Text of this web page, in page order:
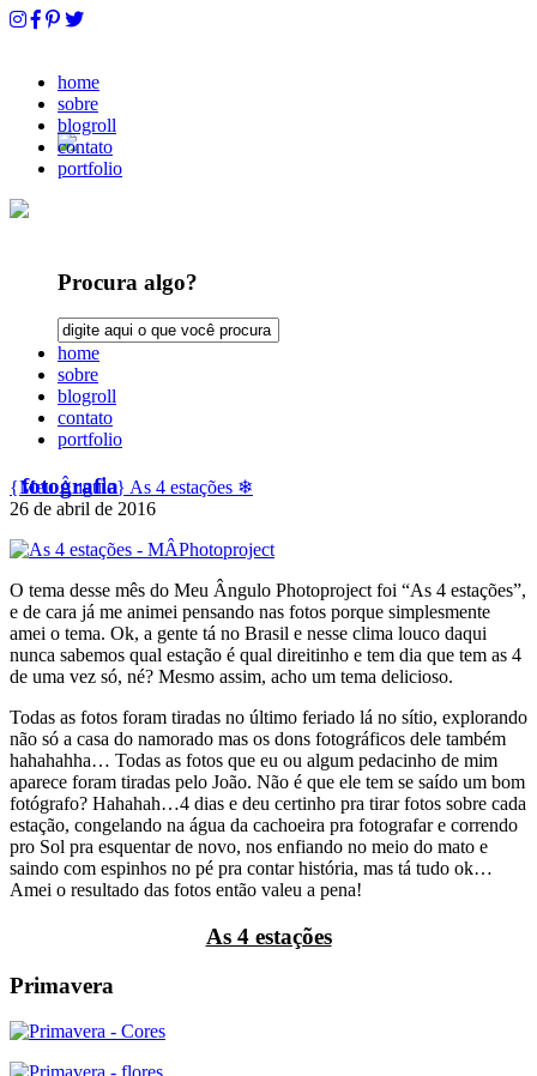
home
sobre
blogroll
contato
portfolio
Procura algo?
home
sobre
blogroll
contato
portfolio
fotografia
{Meu Ângulo} As 4 estações ❄
26 de abril de 2016
O tema desse mês do Meu Ângulo Photoproject foi “As 4 estações”,
e de cara já me animei pensando nas fotos porque simplesmente
amei o tema. Ok, a gente tá no Brasil e nesse clima louco daqui
nunca sabemos qual estação é qual direitinho e tem dia que tem as 4
de uma vez só, né? Mesmo assim, acho um tema delicioso.
Todas as fotos foram tiradas no último feriado lá no sítio, explorando
não só a casa do namorado mas os dons fotográficos dele também
hahahahha… Todas as fotos que eu ou algum pedacinho de mim
aparece foram tiradas pelo João. Não é que ele tem se saído um bom
fotógrafo? Hahahah…4 dias e deu certinho pra tirar fotos sobre cada
estação, congelando na água da cachoeira pra fotografar e correndo
pro Sol pra esquentar de novo, nos enfiando no meio do mato e
saindo com espinhos no pé pra contar história, mas tá tudo ok…
Amei o resultado das fotos então valeu a pena!
As 4 estações
Primavera